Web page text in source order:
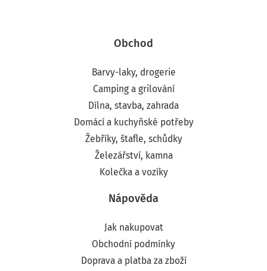
Obchod
Barvy-laky, drogerie
Camping a grilování
Dílna, stavba, zahrada
Domácí a kuchyňské potřeby
Žebříky, štafle, schůdky
Železářství, kamna
Kolečka a vozíky
Nápověda
Jak nakupovat
Obchodní podmínky
Doprava a platba za zboží